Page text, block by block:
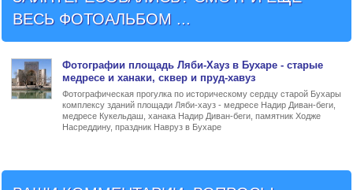
ВЕСЬ ФОТОАЛЬБОМ ...
Фотографии площадь Ляби-Хауз в Бухаре- старые
медресе и ханаки, сквер и пруд-хавуз
Фотографическая прогулка по историческому сердцу старой Бухары
комплексу зданий площади Ляби-хауз - медресе Надир Диван-беги,
медресе Кукельдаш, ханака Надир Диван-беги, памятник Ходже
Насреддину, праздник Навруз в Бухаре